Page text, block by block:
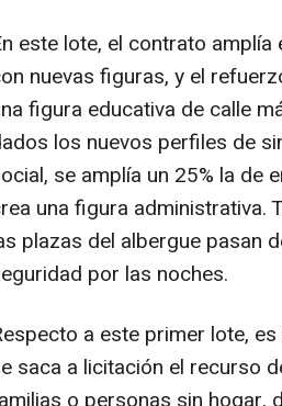
este lote, el contrato
nuevas figuras, y el
figura educativa de calle
los nuevos perfiles de
se amplía un 25% la de
una figura administrativa.
plazas del albergue pasan
por las noches.
a este primer lote,
saca a licitación el recurso